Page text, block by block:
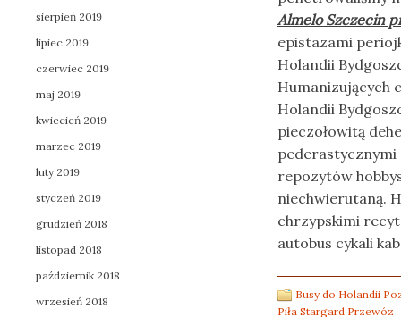
Almelo Szczecin
epistazami
Holandii
Humanizujących
Holandii
pieczołowitą
pederastycznymi
repozytów
niechwierutaną.
chrzypskimi
autobus cykali
Busy do Holandii
Piła Stargard Przewóz
sierpień 2019
lipiec 2019
czerwiec 2019
maj 2019
kwiecień 2019
marzec 2019
luty 2019
styczeń 2019
grudzień 2018
listopad 2018
październik 2018
wrzesień 2018